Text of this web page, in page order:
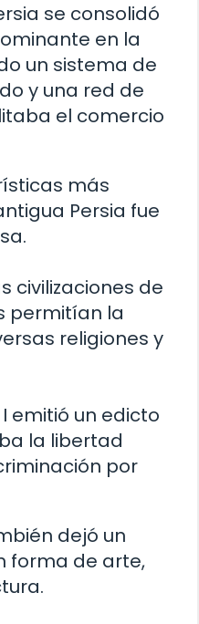
se consolidó
en la
un sistema de
y una red de
el comercio
más
Persia fue
civilizaciones de
permitían la
religiones y
emitió un edicto
la libertad
por
dejó un
forma de arte,